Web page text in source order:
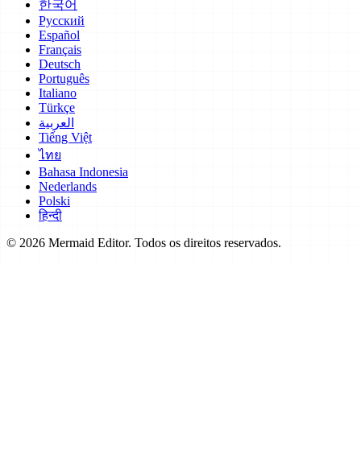
한국어
Русский
Español
Français
Deutsch
Português
Italiano
Türkçe
العربية
Tiếng Việt
ไทย
Bahasa Indonesia
Nederlands
Polski
हिन्दी
© 2026 Mermaid Editor. Todos os direitos reservados.